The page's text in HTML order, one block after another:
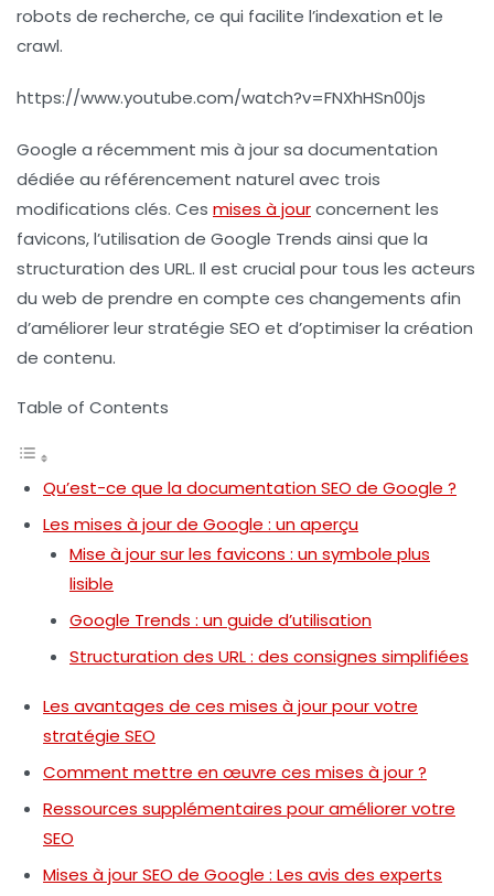
robots de recherche, ce qui facilite l’indexation et le
crawl.
https://www.youtube.com/watch?v=FNXhHSn00js
Google a récemment mis à jour sa documentation
dédiée au référencement naturel avec trois
modifications clés. Ces mises à jourconcernent les
favicons, l’utilisation de Google Trends ainsi que la
structuration des URL. Il est crucial pour tous les acteurs
du web de prendre en compte ces changements afin
d’améliorer leur stratégie SEO et d’optimiser la création
de contenu.
Table of Contents
Qu’est-ce que la documentation SEO de Google ?
Les mises à jour de Google : un aperçu
Mise à jour sur les favicons : un symbole plus
lisible
Google Trends : un guide d’utilisation
Structuration des URL : des consignes simplifiées
Les avantages de ces mises à jour pour votre
stratégie SEO
Comment mettre en œuvre ces mises à jour ?
Ressources supplémentaires pour améliorer votre
SEO
Mises à jour SEO de Google : Les avis des experts